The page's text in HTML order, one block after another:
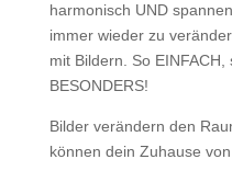
harmonisch UND
immer wieder zu
mit Bildern. So EINFACH,
BESONDERS!
Bilder verändern den
können dein Zuhause